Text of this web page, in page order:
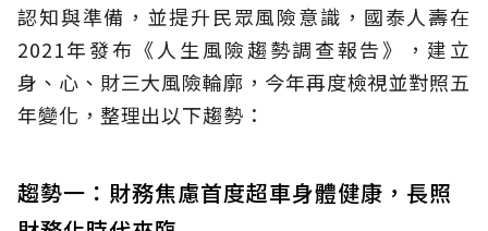
認知與準備，並提升民眾風險意識，國泰人壽在
2021年發布《人生風險趨勢調查報告》，建立
身、心、財三大風險輪廓，今年再度檢視並對照五
年變化，整理出以下趨勢：
趨勢一：財務焦慮首度超車身體健康，長照